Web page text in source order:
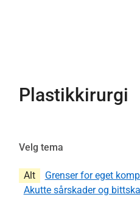
Plastikkirurgi
Velg tema
Alt Grenser for eget
Akutte sårskader og